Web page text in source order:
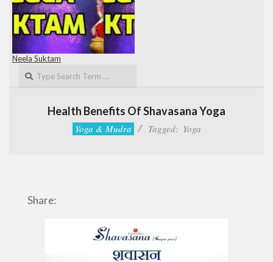
Neela Suktam
Health Benefits Of Shavasana Yoga
Yoga & Mudra Tagged: Yoga
Share: